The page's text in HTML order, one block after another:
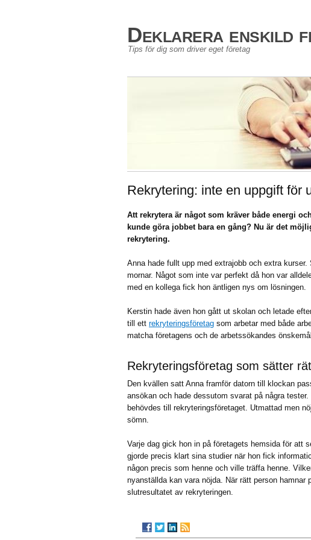
Deklarera enskild
Tips för dig som driver eget företag
Rekrytering: inte en uppgift för
Att rekrytera är något som kräver både energi
kunde göra jobbet bara en gång? Nu är det
rekrytering.
Anna hade fullt upp med extrajobb och extra
mornar. Något som inte var perfekt då hon var
med en kollega fick hon äntligen nys om lösningen.
Kerstin hade även hon gått ut skolan och letade
till ett rekryteringsföretag som arbetar med både
matcha företagens och de arbetssökandes
Rekryteringsföretag som sätter
Den kvällen satt Anna framför datorn till klockan
ansökan och hade dessutom svarat på några
behövdes till rekryteringsföretaget. Utmattad men
sömn.
Varje dag gick hon in på företagets hemsida för att
gjorde precis klart sina studier när hon fick
någon precis som henne och ville träffa henne.
nyanställda kan vara nöjda. När rätt person
slutresultatet av rekryteringen.